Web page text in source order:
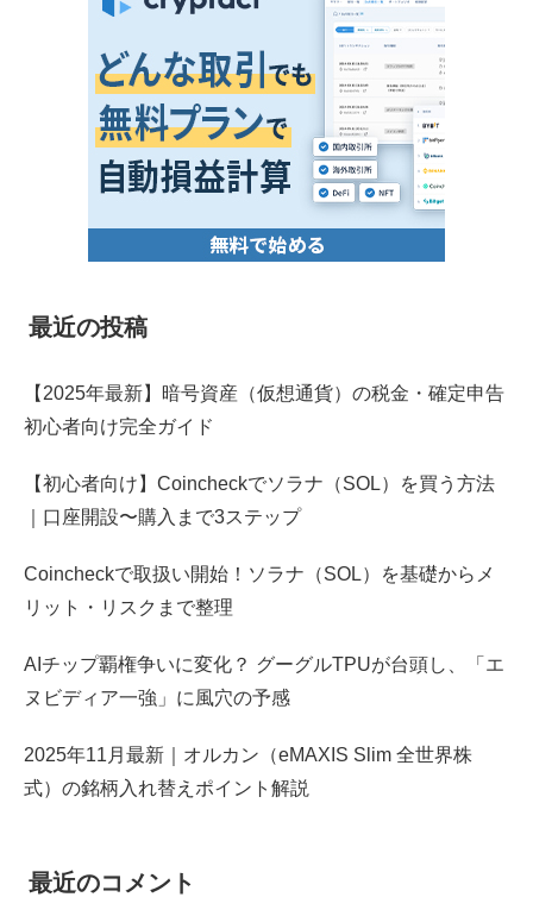
最近の投稿
【2025年最新】暗号資産（仮想通貨）の税金・確定申告
初心者向け完全ガイド
【初心者向け】Coincheckでソラナ（SOL）を買う方法
｜口座開設〜購入まで3ステップ
Coincheckで取扱い開始！ソラナ（SOL）を基礎からメ
リット・リスクまで整理
AIチップ覇権争いに変化？ グーグルTPUが台頭し、「エ
ヌビディア一強」に風穴の予感
2025年11月最新｜オルカン（eMAXIS Slim 全世界株
式）の銘柄入れ替えポイント解説
最近のコメント